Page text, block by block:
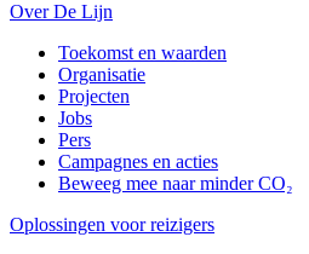
Over De Lijn
Toekomst en waarden
Organisatie
Projecten
Jobs
Pers
Campagnes en acties
Beweeg mee naar minder CO₂
Oplossingen voor reizigers